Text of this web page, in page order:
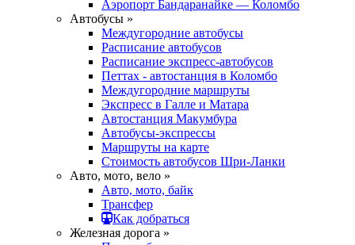
Аэропорт Бандаранайке — Коломбо
Автобусы »
Междугородние автобусы
Расписание автобусов
Расписание экспресс-автобусов
Петтах - автостанция в Коломбо
Междугородние маршруты
Экспресс в Галле и Матара
Автостанция Макумбура
Автобусы-экспрессы
Маршруты на карте
Стоимость автобусов Шри-Ланки
Авто, мото, вело »
Авто, мото, байк
Трансфер
Как добраться
Железная дорога »